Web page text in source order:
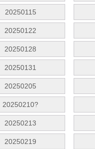
20250115
20250122
20250128
20250131
20250205
20250210?
20250213
20250219